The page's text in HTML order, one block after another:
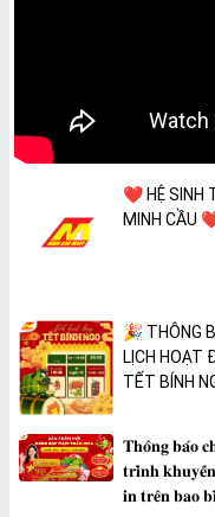
❤️ HỆ SINH
MINH CẦU
🎉 THÔNG
LỊCH HOẠT
TẾT BÍNH
𝐓𝐡𝐨̂𝐧𝐠 𝐛𝐚́𝐨
𝐭𝐫𝐢̀𝐧𝐡
𝐢𝐧 𝐭𝐫𝐞̂𝐧 𝐛𝐚𝐨